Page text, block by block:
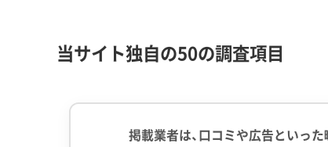
このような建物を解体する場合、厩跡の土壌
す。これらの解体では、ヤマトシジミやワカ
環境配慮が不可欠です。
当サイト独自の50の調査項目
掲載業者は、口コミや広告といっ